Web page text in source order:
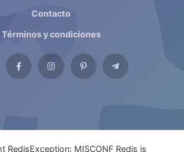
Contacto
Términos y condiciones
RedisException: MISCONF Redis is